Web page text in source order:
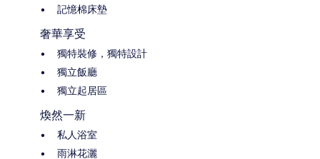
記憶棉床墊
奢華享受
獨特裝修，獨特設計
獨立飯廳
獨立起居區
煥然一新
私人浴室
雨淋花灑